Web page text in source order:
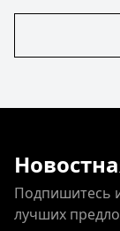
Подпишитесь
лучших